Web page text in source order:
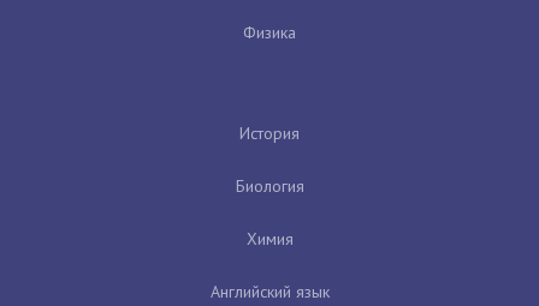
Физика
История
Биология
Химия
Английский язык